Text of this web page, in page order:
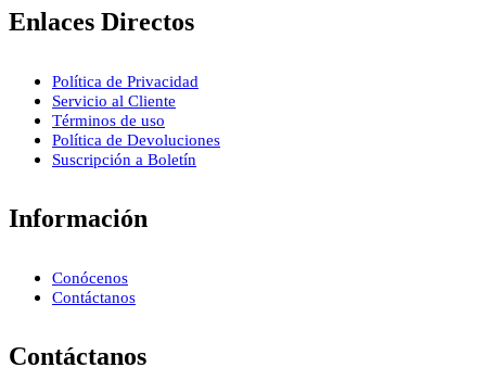
Enlaces Directos
Política de Privacidad
Servicio al Cliente
Términos de uso
Política de Devoluciones
Suscripción a Boletín
Información
Conócenos
Contáctanos
Contáctanos